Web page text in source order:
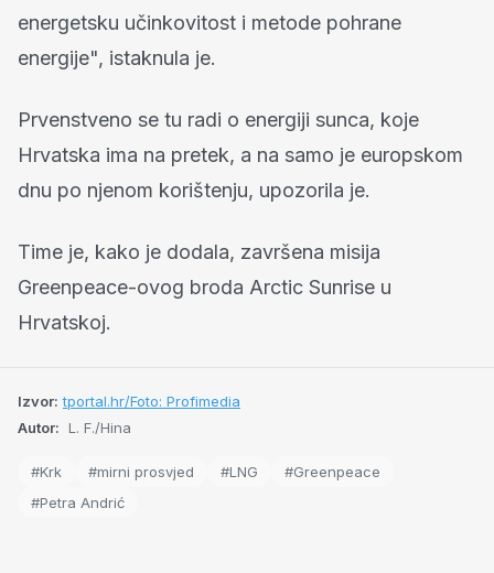
energetsku učinkovitost i metode pohrane
energije", istaknula je.
Prvenstveno se tu radi o energiji sunca, koje
Hrvatska ima na pretek, a na samo je europskom
dnu po njenom korištenju, upozorila je.
Time je, kako je dodala, završena misija
Greenpeace-ovog broda Arctic Sunrise u
Hrvatskoj.
Izvor: tportal.hr/Foto: Profimedia
Autor: L. F./Hina
#Krk #mirni prosvjed #LNG
#Greenpeace
#Petra Andrić